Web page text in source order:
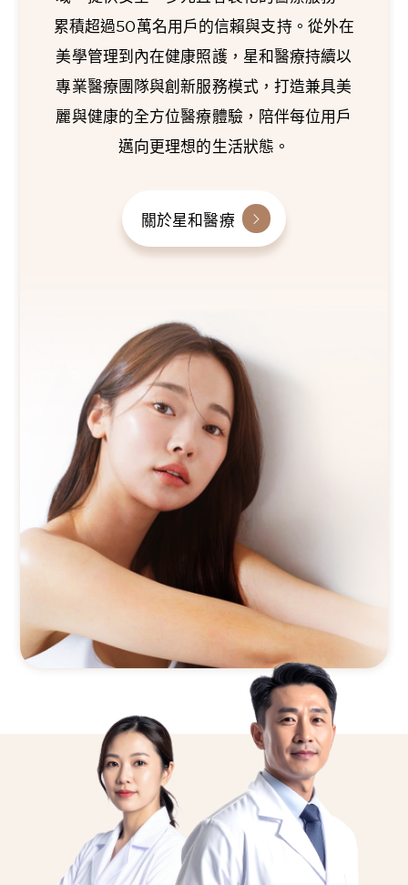
累積超過50萬名用戶的信賴與支持。從外在
美學管理到內在健康照護，星和醫療持續以
專業醫療團隊與創新服務模式，打造兼具美
麗與健康的全方位醫療體驗，陪伴每位用戶
邁向更理想的生活狀態。
關於星和醫療